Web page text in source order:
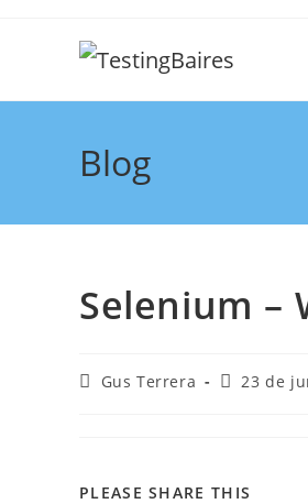
Blog
Selenium –
Gus Terrera 23 de
PLEASE SHARE THIS